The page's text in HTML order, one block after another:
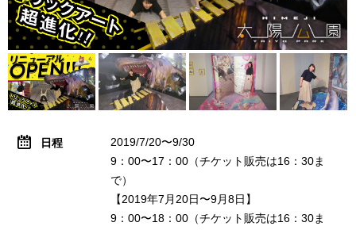
日程
2019/7/20〜9/30
9：00〜17：00（チケット販売は16：30ま
で）
【2019年7月20日〜9月8日】
9：00〜18：00（チケット販売は16：30ま